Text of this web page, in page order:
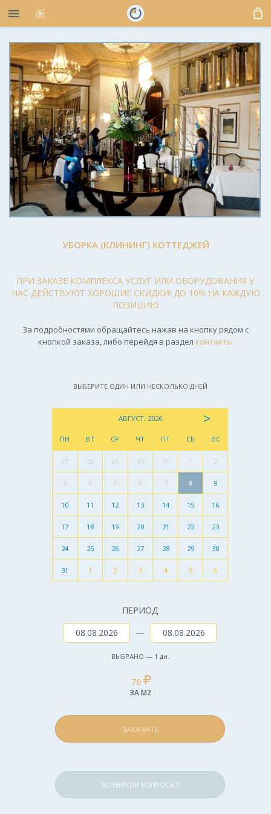
УБОРКА (КЛИНИНГ) КОТТЕДЖЕЙ
ПРИ ЗАКАЗЕ КОМПЛЕКСА УСЛУГ ИЛИ ОБОРУДОВАНИЯ У
НАС ДЕЙСТВУЮТ ХОРОШИЕ СКИДКИ! ДО 10% НА КАЖДУЮ
ПОЗИЦИЮ
За подробностями обращайтесь нажав на кнопку рядом с
кнопкой заказа, либо перейдя в раздел контакты
ВЫБЕРИТЕ ОДИН ИЛИ НЕСКОЛЬКО ДНЕЙ
АВГУСТ, 2026 >
ПН ВТ СР ЧТ ПТ СБ ВС
27 28 29 30 31 1 2
3 4 5 6 7 8 9
10 11 12 13 14 15 16
17 18 19 20 21 22 23
24 25 26 27 28 29 30
31 1 2 3 4 5 6
ПЕРИОД
—
ВЫБРАНО — 1 дн.
70
ЗА М2
ЗАКАЗАТЬ
ВОЗНИКЛИ ВОПРОСЫ ?